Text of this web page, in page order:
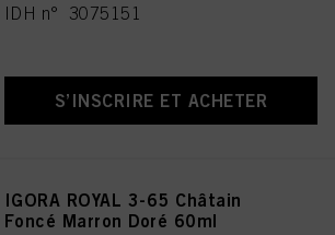
IDH n° 3075151
S’INSCRIRE ET ACHETER
IGORA ROYAL 3-65 Châtain
Foncé Marron Doré 60ml